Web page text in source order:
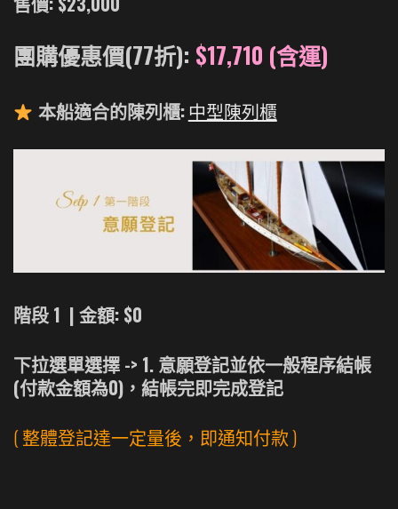
船
數
團購優惠價(77折): $17,710 (含運)
本船適合的陳列櫃: 中型陳列櫃
階段 1 | 金額: $0
下拉選單選擇 -> 1. 意願登記並依一般程序結帳
(付款金額為0)，結帳完即完成登記
( 整體登記達一定量後，即通知付款 )